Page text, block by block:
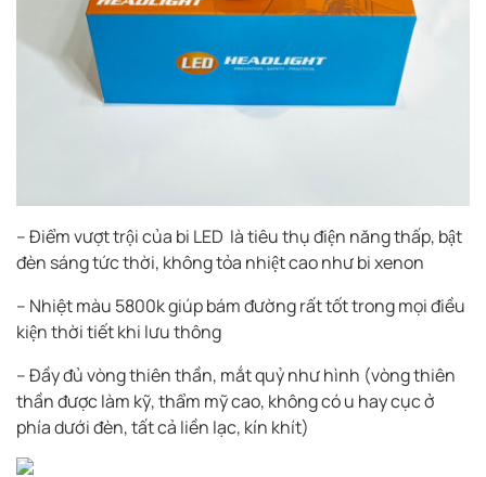
– Điểm vượt trội của bi LED là tiêu thụ điện năng thấp, bật
đèn sáng tức thời, không tỏa nhiệt cao như bi xenon
– Nhiệt màu 5800k giúp bám đường rất tốt trong mọi điều
kiện thời tiết khi lưu thông
– Đầy đủ vòng thiên thần, mắt quỷ như hình (vòng thiên
thần được làm kỹ, thẩm mỹ cao, không có u hay cục ở
phía dưới đèn, tất cả liền lạc, kín khít)